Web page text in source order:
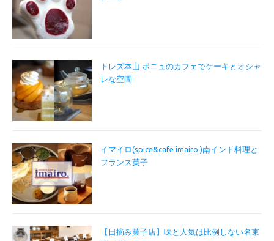
トレズ本山 ボニュのカフェでケーキとオシャ
レな空間
イマイロ(spice&cafe imairo.)南インド料理と
フランス菓子
【日摘み菓子店】味と人気は比例しない名東